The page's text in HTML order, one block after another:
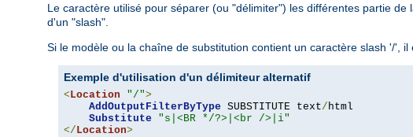
Le caractère utilisé pour séparer (ou "délimiter") les différentes partie
d'un "slash".
Si le modèle ou la chaîne de substitution contient un caractère slash '/',
Exemple d'utilisation d'un délimiteur alternatif
< Location "/">
AddOutputFilterByType SUBSTITUTE text/ html
Substitute
"s|<BR */?>|<br />|i"
</ Location>